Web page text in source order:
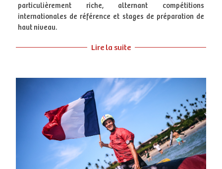
particulièrement riche, alternant compétitions
internationales de référence et stages de préparation de
haut niveau.
Lire la suite